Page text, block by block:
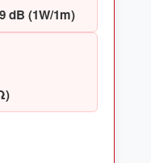
dB (1W/1m)